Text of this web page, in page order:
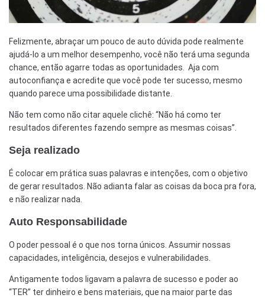
Felizmente, abraçar um pouco de auto dúvida pode realmente
ajudá-lo a um melhor desempenho, você não terá uma segunda
chance, então agarre todas as oportunidades. Aja com
autoconfiança e acredite que você pode ter sucesso, mesmo
quando parece uma possibilidade distante.
Não tem como não citar aquele clichê: “Não há como ter
resultados diferentes fazendo sempre as mesmas coisas”.
Seja realizado
É colocar em prática suas palavras e intenções, com o objetivo
de gerar resultados. Não adianta falar as coisas da boca pra fora,
e não realizar nada.
Auto Responsabilidade
O poder pessoal é o que nos torna únicos. Assumir nossas
capacidades, inteligência, desejos e vulnerabilidades.
Antigamente todos ligavam a palavra de sucesso e poder ao
“TER” ter dinheiro e bens materiais, que na maior parte das